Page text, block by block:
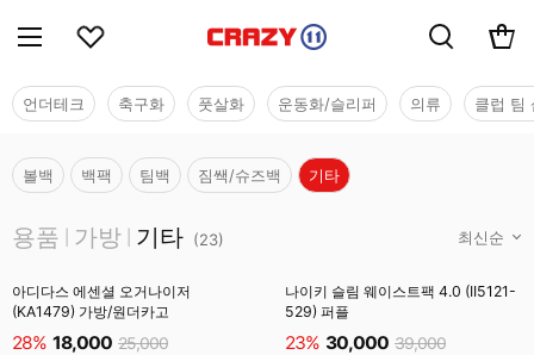
언더테크 축구화 풋살화 운동화/슬리퍼 의류 클럽 팀
볼백 백팩 팀백 짐쌕/슈즈백 기타
용품 가방 기타 (23)
아디다스 에센셜 오거나이저
(KA1479) 가방/원더카고
28% 18,000 25,000
나이키 슬림 웨이스트팩 4.0 (II5121-
529) 퍼플
23% 30,000 39,000